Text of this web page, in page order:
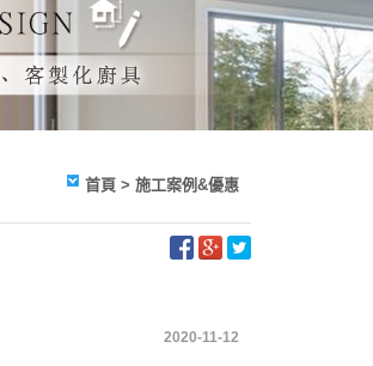
首頁 > 施工案例&優惠
2020-11-12